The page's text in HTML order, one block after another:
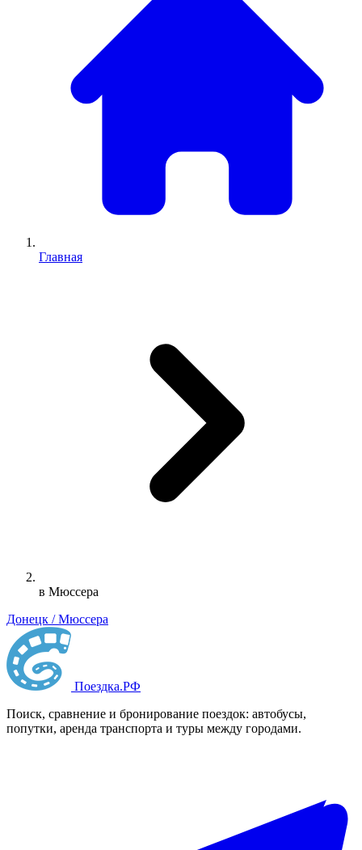
Главная
в Мюссера
Донецк / Мюссера
Поездка.РФ
Поиск, сравнение и бронирование поездок: автобусы,
попутки, аренда транспорта и туры между городами.